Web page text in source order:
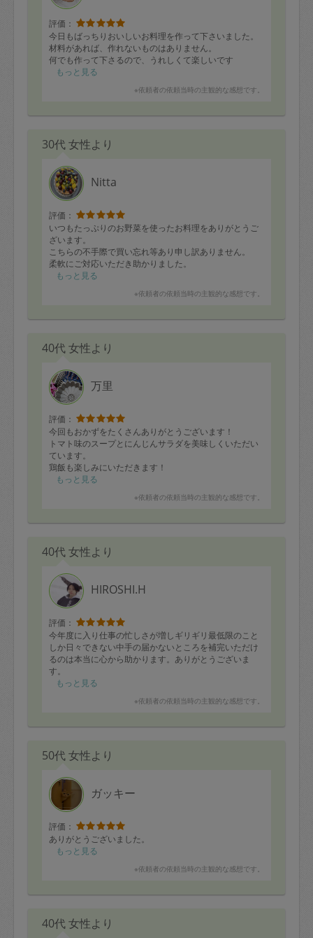
評価：
今日もばっちりおいしいお料理を作って下さいました。
材料があれば、作れないものはありません。
何でも作って下さるので、うれしくて楽しいです
もっと見る
※依頼者の依頼当時の主観的な感想です。
30代 女性より
Nitta
評価：
いつもたっぷりのお野菜を使ったお料理をありがとうご
ざいます。
こちらの不手際で買い忘れ等あり申し訳ありません。
柔軟にご対応いただき助かりました。
またよろしくお願いいたします！
もっと見る
※依頼者の依頼当時の主観的な感想です。
40代 女性より
万里
評価：
今回もおかずをたくさんありがとうございます！
トマト味のスープとにんじんサラダを美味しくいただい
ています。
鶏飯も楽しみにいただきます！
またよろしくお願いします。
もっと見る
※依頼者の依頼当時の主観的な感想です。
40代 女性より
HIROSHI.H
評価：
今年度に入り仕事の忙しさが増しギリギリ最低限のこと
しか日々できない中手の届かないところを補完いただけ
るのは本当に心から助かります。ありがとうございま
す。
もっと見る
※依頼者の依頼当時の主観的な感想です。
50代 女性より
ガッキー
評価：
ありがとうございました。
もっと見る
※依頼者の依頼当時の主観的な感想です。
40代 女性より